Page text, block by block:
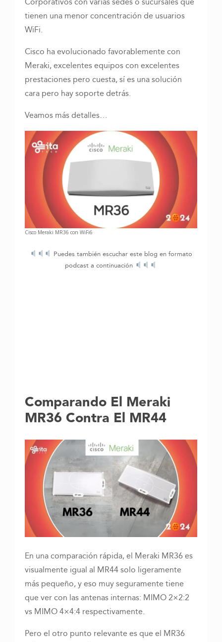
tienen una menor concentración de usuarios
WiFi.
Cisco ha evolucionado favorablemente con
Meraki, excelentes equipos con excelentes
prestaciones pero cuesta, sí es una solución
cara pero hay soporte detrás.
Veamos más detalles…
Cisco Meraki MR36 con WiFi6
Puedes también escuchar este blog en formato
podcast a continuación
Comparando El Meraki
MR36 Contra El MR44
En una comparación rápida, el Meraki MR36 es
visualmente igual al MR44 solo ligeramente
más pequeño, y eso muy seguramente tiene
que ver con las antenas internas: MIMO 2×2:2
vs MIMO 4×4:4 respectivamente.
Pero el otro punto relevante es que el MR36